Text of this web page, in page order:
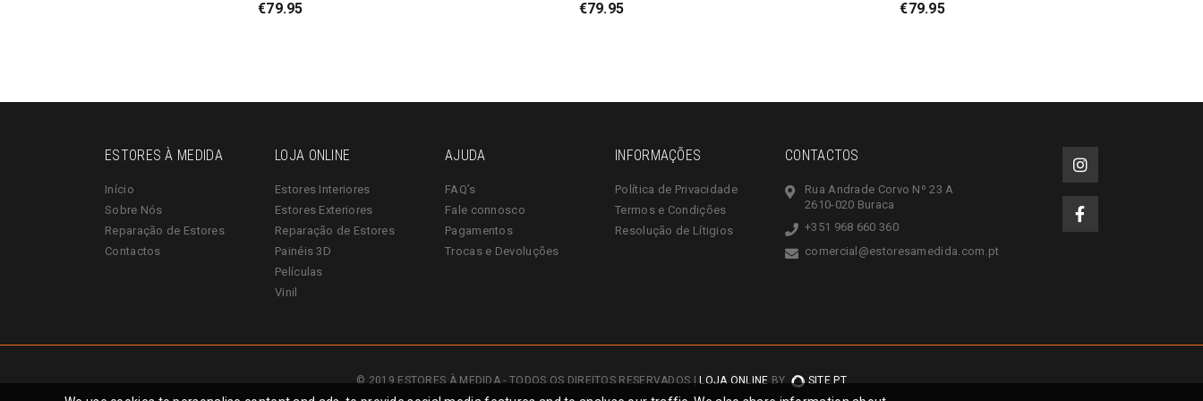
€79.95 €79.95 €79.95
ESTORES À MEDIDA
Início
Sobre Nós
Reparação de Estores
Contactos
LOJA ONLINE
Estores Interiores
Estores Exteriores
Reparação de Estores
Painéis 3D
Películas
Vinil
AJUDA
FAQ’s
Fale connosco
Pagamentos
Trocas e Devoluções
INFORMAÇÕES
Política de Privacidade
Termos e Condições
Resolução de Lítigios
CONTACTOS
Rua Andrade Corvo Nº 23 A
2610-020 Buraca
+351 968 660 360
comercial@estoresamedida.com.pt
© 2019 ESTORES À MEDIDA - TODOS OS DIREITOS RESERVADOS |LOJA ONLINE BY SITE.PT